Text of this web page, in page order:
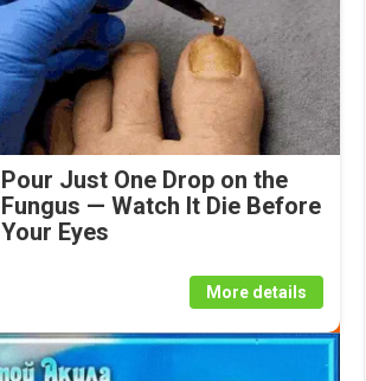
Pour Just One Drop on the
Fungus — Watch It Die Before
Your Eyes
More details